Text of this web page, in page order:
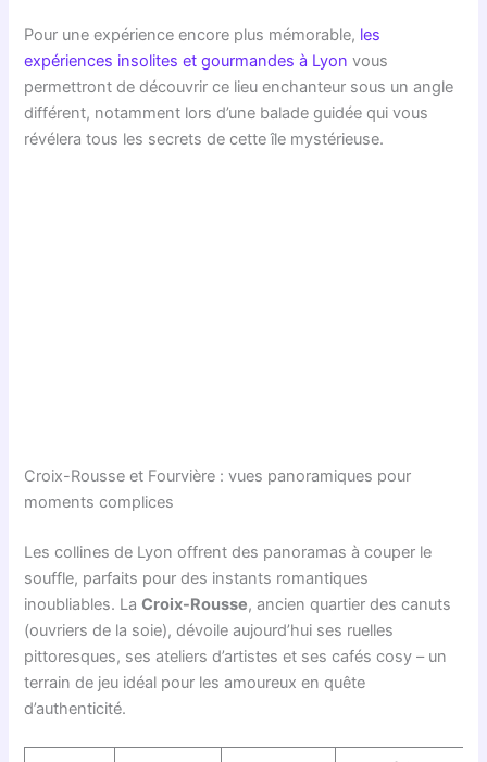
Pour une expérience encore plus mémorable, les
expériences insolites et gourmandes à Lyon vous
permettront de découvrir ce lieu enchanteur sous un angle
différent, notamment lors d’une balade guidée qui vous
révélera tous les secrets de cette île mystérieuse.
Croix-Rousse et Fourvière : vues panoramiques pour
moments complices
Les collines de Lyon offrent des panoramas à couper le
souffle, parfaits pour des instants romantiques
inoubliables. LaCroix-Rousse, ancien quartier des canuts
(ouvriers de la soie), dévoile aujourd’hui ses ruelles
pittoresques, ses ateliers d’artistes et ses cafés cosy – un
terrain de jeu idéal pour les amoureux en quête
d’authenticité.